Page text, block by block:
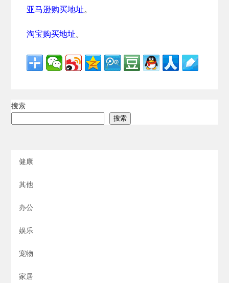
亚马逊购买地址。
淘宝购买地址。
搜索
搜索
健康
其他
办公
娱乐
宠物
家居